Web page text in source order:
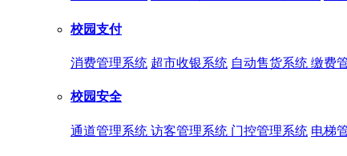
校园支付
消费管理系统 超市收银系统 自动售货系统 缴费
校园安全
通道管理系统 访客管理系统 门控管理系统 电梯